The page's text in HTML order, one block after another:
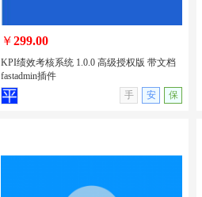
无演示
￥299.00
KPI绩效考核系统 1.0.0 高级授权版 带文档
fastadmin插件
手
安 保